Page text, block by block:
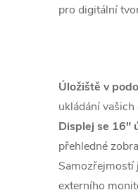
pro digitální
Úložiště v
ukládání
Displej se 16"
přehledné
Samozřejmostí
externího